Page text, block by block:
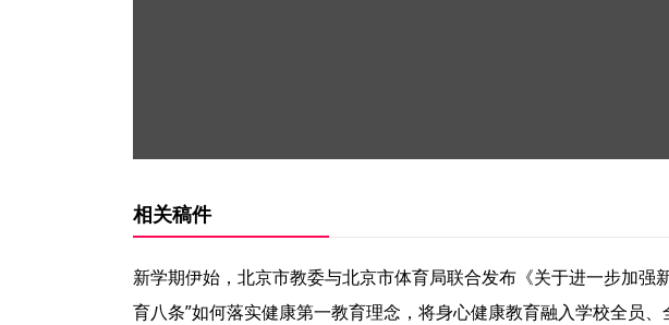
相关稿件
新学期伊始，北京市教委与北京市体育局联合发布《关于进一步加
育八条”如何落实健康第一教育理念，将身心健康教育融入学校全员